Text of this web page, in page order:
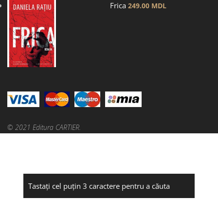
Frica 249.00 MDL
© 2021 Editura CARTIER.